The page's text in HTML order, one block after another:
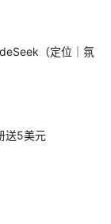
（定位｜氛
送5美元